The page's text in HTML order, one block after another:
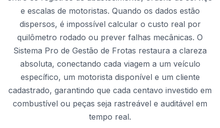
e escalas de motoristas. Quando os dados estão
dispersos, é impossível calcular o custo real por
quilômetro rodado ou prever falhas mecânicas. O
Sistema Pro de Gestão de Frotas restaura a clareza
absoluta, conectando cada viagem a um veículo
específico, um motorista disponível e um cliente
cadastrado, garantindo que cada centavo investido em
combustível ou peças seja rastreável e auditável em
tempo real.